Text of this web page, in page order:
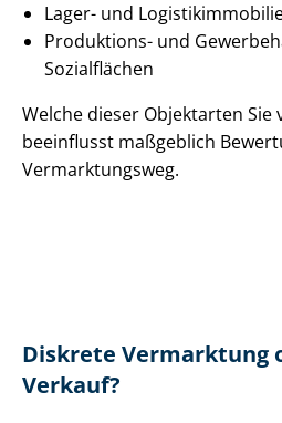
Lager- und
Produktions- und
Sozialflächen
Welche dieser Objektarten
beeinflusst maßgeblich
Vermarktungsweg.
Diskrete Vermarktung
Verkauf?